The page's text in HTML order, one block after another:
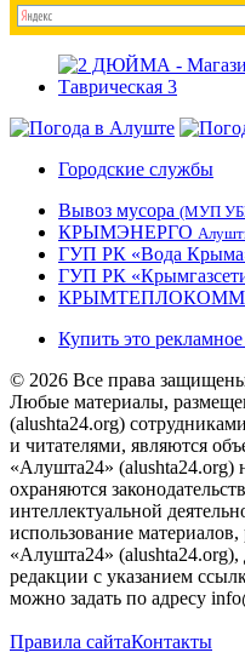
Городские службы
Вывоз мусора (МУП
КРЫМЭНЕРГО
ГУП РК «Вода
ГУП РК
Купить это
© 2026 Все права
Любые материалы,
(alushta24.org)
и читателями, являются
«Алушта24» (alushta24.org)
охраняются
интеллектуальной
использование
«Алушта24» (alushta24.org),
редакции с указанием
можно задать по адресу
Правила сайтаКонтакты